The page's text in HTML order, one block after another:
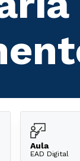
Aula
EAD Digital